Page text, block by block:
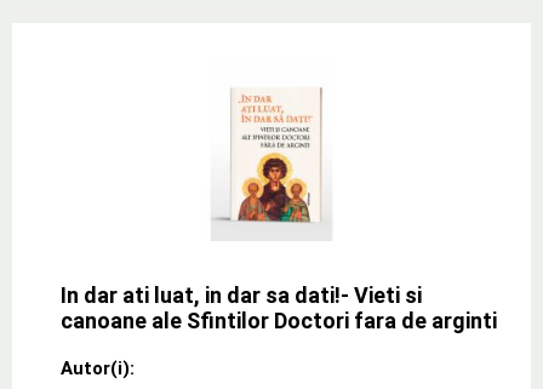
In dar ati luat, in dar sa dati!- Vieti si
canoane ale Sfintilor Doctori fara de arginti
Autor(i):